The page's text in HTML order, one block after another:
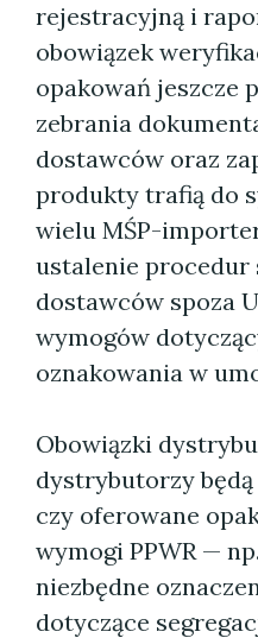
rejestracyjną i
obowiązek
opakowań jeszcze
zebrania
dostawców oraz
produkty trafią do
wielu MŚP-
ustalenie procedur
dostawców spoza
wymogów
oznakowania w
Obowiązki
dystrybutorzy
czy oferowane
wymogi PPWR —
niezbędne
dotyczące